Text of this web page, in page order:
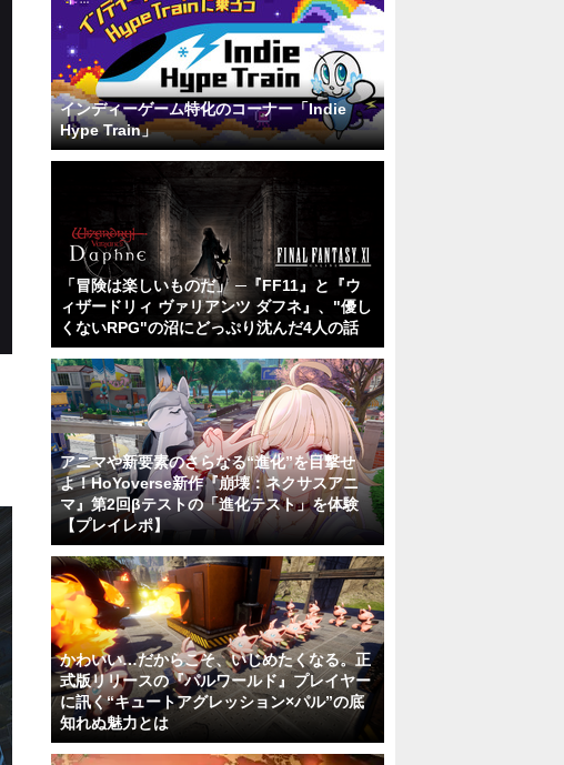
インディーゲーム特化のコーナー「Indie
Hype Train」
「冒険は楽しいものだ」 ─『FF11』と『ウ
ィザードリィ ヴァリアンツ ダフネ』、"優し
くないRPG"の沼にどっぷり沈んだ4人の話
アニマや新要素のさらなる“進化”を目撃せ
よ！HoYoverse新作『崩壊：ネクサスアニ
マ』第2回βテストの「進化テスト」を体験
【プレイレポ】
かわいい…だからこそ、いじめたくなる。正
式版リリースの『パルワールド』プレイヤー
に訊く“キュートアグレッション×パル”の底
知れぬ魅力とは